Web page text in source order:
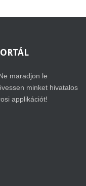
maradjon le
minket hivatalos
applikációt!